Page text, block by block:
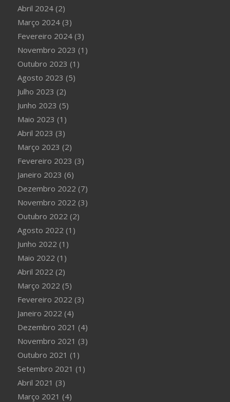
Abril 2024(2)
Março 2024(3)
Fevereiro 2024(3)
Novembro 2023 (1)
Outubro 2023 (1)
Agosto 2023 (5)
Julho 2023 (2)
Junho 2023 (5)
Maio 2023 (1)
Abril 2023 (3)
Março 2023 (2)
Fevereiro 2023 (3)
Janeiro 2023 (6)
Dezembro 2022 (7)
Novembro 2022 (3)
Outubro 2022 (2)
Agosto 2022 (1)
Junho 2022 (1)
Maio 2022 (1)
Abril 2022 (2)
Março 2022 (5)
Fevereiro 2022 (3)
Janeiro 2022 (4)
Dezembro 2021 (4)
Novembro 2021 (3)
Outubro 2021 (1)
Setembro 2021 (1)
Abril 2021 (3)
Março 2021 (4)